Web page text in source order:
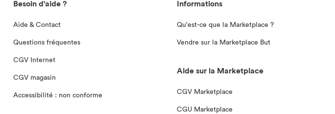
Besoin d'aide ?
Aide & Contact
Questions fréquentes
CGV Internet
CGV magasin
Accessibilité : non conforme
Informations
Qu'est-ce que la Marketplace ?
Vendre sur la Marketplace But
Aide sur la Marketplace
CGV Marketplace
CGU Marketplace